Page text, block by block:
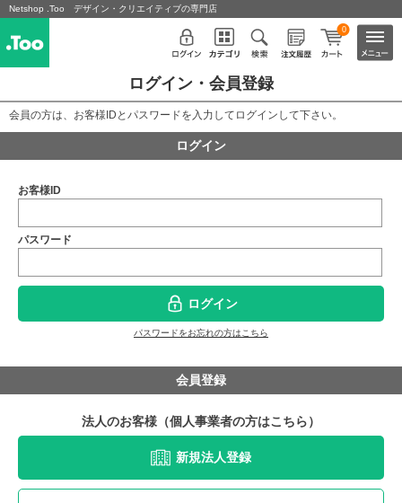
Netshop .Too デザイン・クリエイティブの専門店
0
ログイン・会員登録
会員の方は、お客様IDとパスワードを入力してログインして下さい。
ログイン
お客様ID
パスワード
ログイン
パスワードをお忘れの方はこちら
会員登録
法人のお客様（個人事業者の方はこちら）
新規法人登録